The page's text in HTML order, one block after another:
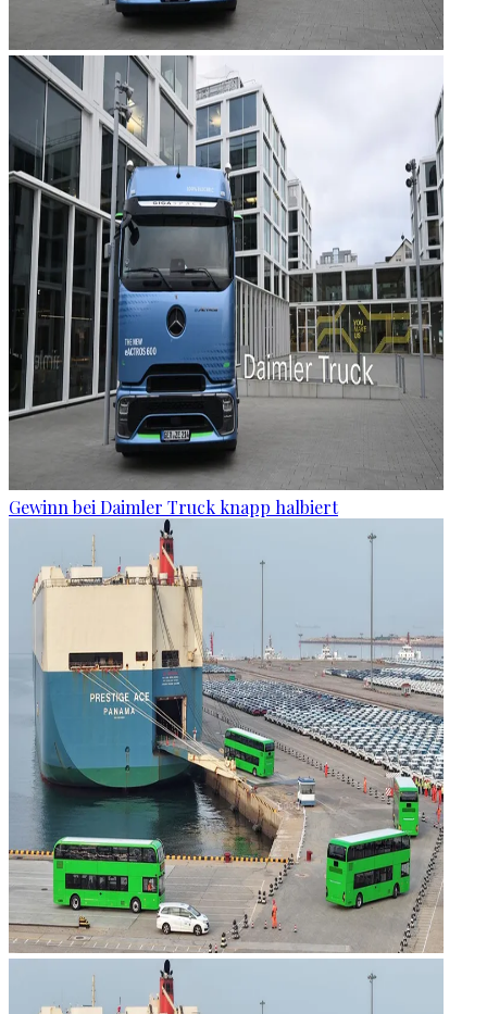
Gewinn bei Daimler Truck knapp halbiert